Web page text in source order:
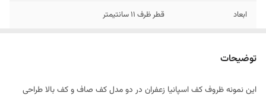
ابعاد قطر ظرف 11 سانتیمتر
توضیحات
این نمونه ظروف کف اسپانیا زعفران در دو مدل کف صاف و کف بالا طراحی